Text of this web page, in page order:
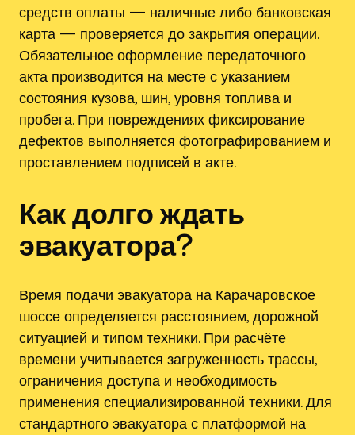
средств оплаты — наличные либо банковская
карта — проверяется до закрытия операции.
Обязательное оформление передаточного
акта производится на месте с указанием
состояния кузова, шин, уровня топлива и
пробега. При повреждениях фиксирование
дефектов выполняется фотографированием и
проставлением подписей в акте.
Как долго ждать
эвакуатора?
Время подачи эвакуатора на Карачаровское
шоссе определяется расстоянием, дорожной
ситуацией и типом техники. При расчёте
времени учитывается загруженность трассы,
ограничения доступа и необходимость
применения специализированной техники. Для
стандартного эвакуатора с платформой на